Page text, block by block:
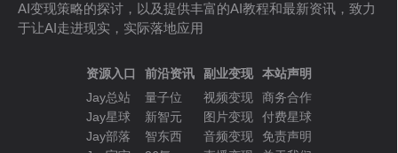
AI变现策略的探讨，以及提供丰富的AI教程和最新资讯，致力
于让AI走进现实，实际落地应用
资源入口
Jay总站
Jay星球
Jay部落
前沿资讯
量子位
新智元
智东西
副业变现
视频变现
图片变现
音频变现
本站声明
商务合作
付费星球
免责声明